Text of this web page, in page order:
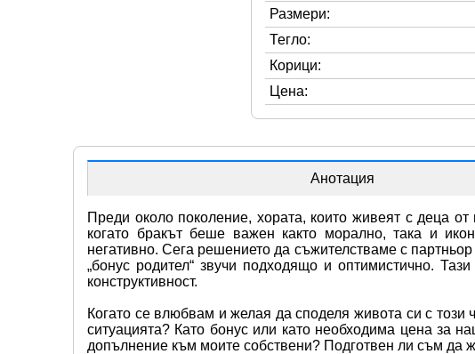
Размери:
Тегло:
Корици:
Цена:
Анотация
Преди около поколение, хората, които живеят с деца
когато бракът беше важен както морално, така и
негативно. Сега решението да съжителстваме с
„бонус родител“ звучи подходящо и оптимистично.
конструктивност.
Когато се влюбвам и желая да споделя живота си с
ситуацията? Като бонус или като необходима цена за
допълнение към моите собствени? Подготвен ли съм да